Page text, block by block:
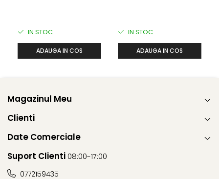
IN STOC
ADAUGA IN COS
IN STOC
ADAUGA IN COS
Magazinul Meu
Clienti
Date Comerciale
Suport Clienti08:00-17:00
0772159435